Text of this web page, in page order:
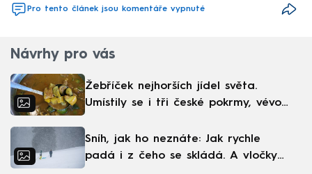
Pro tento článek jsou komentáře vypnuté
Návrhy pro vás
Žebříček nejhorších jídel světa.
Umístily se i tři české pokrmy, vévodí
Sníh, jak ho neznáte: Jak rychle
padá i z čeho se skládá. A vločky